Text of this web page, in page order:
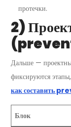
протечки.
2)
Дальше —
фиксируются
как составить
Блок